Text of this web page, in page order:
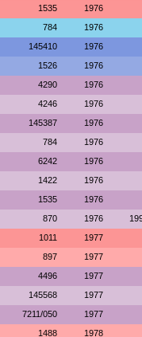
1535 1976
784 1976
145410 1976
1526 1976
4290 1976
4246 1976
145387 1976
784 1976
6242 1976
1422 1976
1535 1976
870 1976
1011 1977
897 1977
4496 1977
145568 1977
7211/050 1977
1488 1978